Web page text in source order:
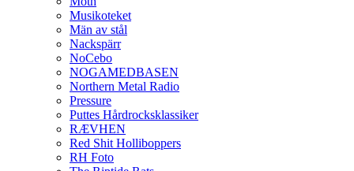
Musikoteket
Män av stål
Nackspärr
NoCebo
NOGAMEDBASEN
Northern Metal Radio
Pressure
Puttes Hårdrocksklassiker
RÆVHEN
Red Shit Holliboppers
RH Foto